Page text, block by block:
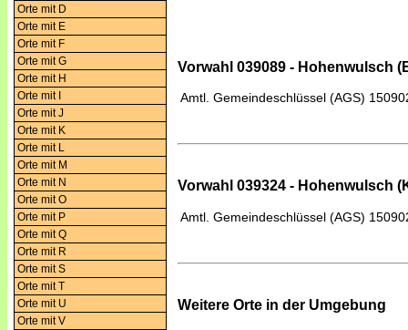
Orte mit D
Orte mit E
Orte mit F
Orte mit G
Orte mit H
Orte mit I
Orte mit J
Orte mit K
Orte mit L
Orte mit M
Orte mit N
Orte mit O
Orte mit P
Orte mit Q
Orte mit R
Orte mit S
Orte mit T
Orte mit U
Orte mit V
Vorwahl 039089 - Hohenwulsch
Amtl. Gemeindeschlüssel (AGS)
Vorwahl 039324 - Hohenwulsch
Amtl. Gemeindeschlüssel (AGS)
Weitere Orte in der Umgebung